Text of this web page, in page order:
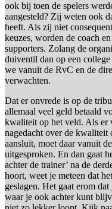
ook bij toen de spelers
aangesteld? Zij weten ook
heeft. Als zij niet
keuzes, worden de coach
supporters. Zolang de
duiventil dan op een
we vanuit de RvC en de
verwachten.
Dat er onvrede is op de
allemaal veel geld betaald
kwaliteit op het veld. Als er
nagedacht over de kwaliteit
aansluit, moet daar vanuit
uitgesproken. En dan gaat
achter de trainer’ na de
hoort, weet je meteen dat
geslagen. Het gaat erom
waar je ook achter kunt